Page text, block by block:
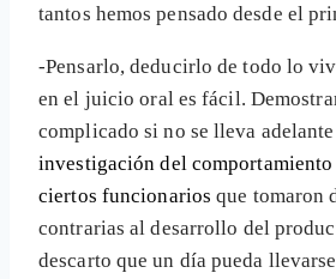
tantos hemos pensado desde el
-Pensarlo, deducirlo de todo lo
en el juicio oral es fácil.
complicado si no se lleva
investigación del comportamiento
ciertos funcionarios que tomaron
contrarias al desarrollo del
descarto que un día pueda